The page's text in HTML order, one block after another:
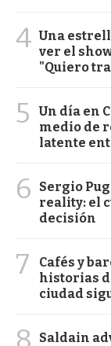
4 Una
ver el
"Quiero
5
Un día en
medio de
latente
6
Sergio
reality: el
decisión
7
Cafés y
historias
ciudad
Saldain